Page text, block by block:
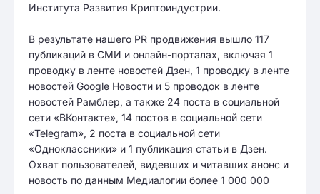
Института Развития Криптоиндустрии.
В результате нашего PR продвижения вышло 117
публикаций в СМИ и онлайн-порталах, включая 1
проводку в ленте новостей Дзен, 1 проводку в ленте
новостей Google Новости и 5 проводок в ленте
новостей Рамблер, а также 24 поста в социальной
сети «ВКонтакте», 14 постов в социальной сети
«Telegram», 2 поста в социальной сети
«Одноклассники» и 1 публикация статьи в Дзен.
Охват пользователей, видевших и читавших анонс и
новость по данным Медиалогии более 1 000 000